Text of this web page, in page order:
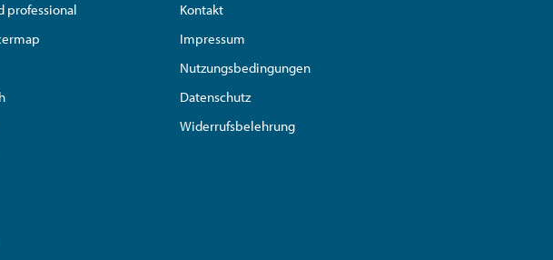
professional
Kontakt
Impressum
Nutzungsbedingungen
Datenschutz
Widerrufsbelehrung